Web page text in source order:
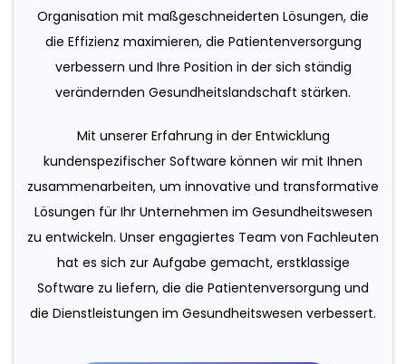
Organisation mit maßgeschneiderten Lösungen, die
die Effizienz maximieren, die Patientenversorgung
verbessern und Ihre Position in der sich ständig
verändernden Gesundheitslandschaft stärken.
Mit unserer Erfahrung in der Entwicklung
kundenspezifischer Software können wir mit Ihnen
zusammenarbeiten, um innovative und transformative
Lösungen für Ihr Unternehmen im Gesundheitswesen
zu entwickeln. Unser engagiertes Team von Fachleuten
hat es sich zur Aufgabe gemacht, erstklassige
Software zu liefern, die die Patientenversorgung und
die Dienstleistungen im Gesundheitswesen verbessert.